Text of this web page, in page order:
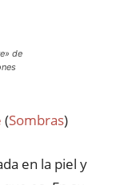
de
(Sombras)
en la piel y